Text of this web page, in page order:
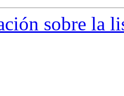
sobre la